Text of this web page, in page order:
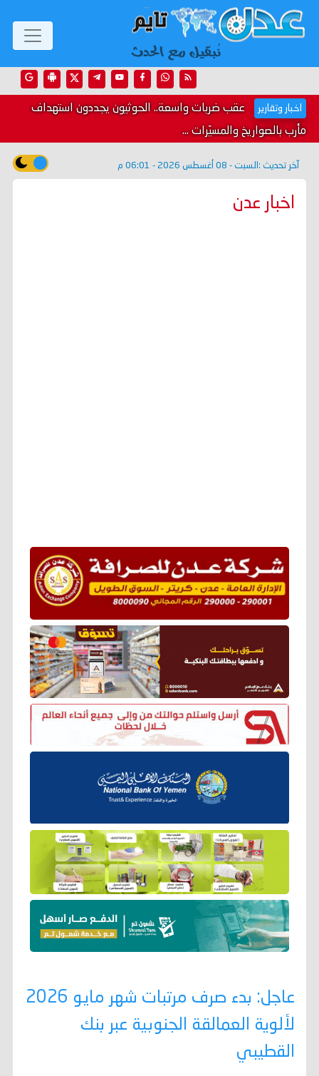
اخبار وتقارير عقب ضربات واسعة.. الحوثيون يجددون استهداف
مأرب بالصواريخ والمسيّرات ...
آخر تحديث : السبت - 08 أغسطس 2026 - 06:01 م
اخبار عدن
عاجل: بدء صرف مرتبات شهر مايو 2026
لألوية العمالقة الجنوبية عبر بنك
القطيبي